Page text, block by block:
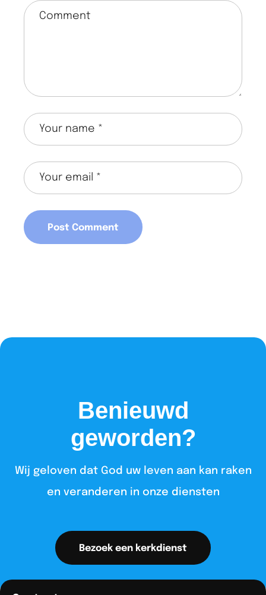
Benieuwd
geworden?
Wij geloven dat God uw leven aan kan raken
en veranderen in onze diensten​
Bezoek een kerkdienst